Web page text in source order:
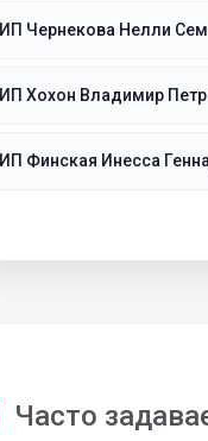
ИП Чернекова Нелли
ИП Хохон Владимир
ИП Финская Инесса
Часто